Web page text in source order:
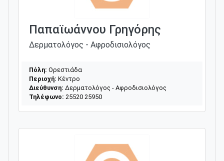
Παπαϊωάννου Γρηγόρης
Δερματολόγος - Αφροδισιολόγος
Πόλη: Ορεστιάδα
Περιοχή: Κέντρο
Διεύθυνση: Δερματολόγος - Αφροδισιολόγος
Τηλέφωνο: 25520 25950